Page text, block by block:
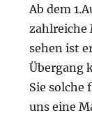
Ab dem
zahlreiche
sehen ist
Übergang
Sie solche
uns eine